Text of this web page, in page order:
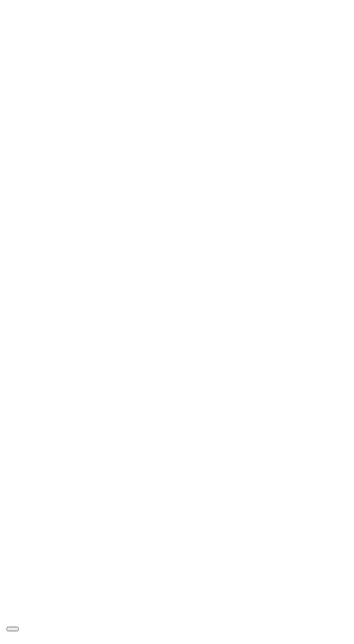
Toggle navigation